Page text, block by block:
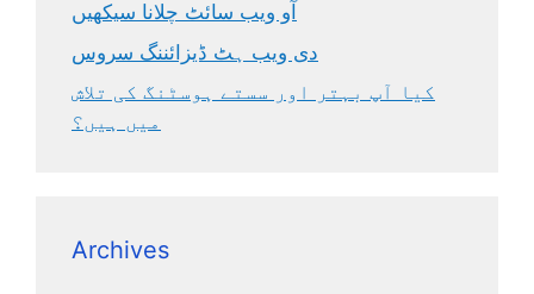
آو ویب سائٹ چلانا سیکھیں
دی ویب ہٹ ڈیزائننگ سروس
کیا آپ بہتر اور سستے ہوسٹنگ کی تلاش
میں ہیں؟
Archives